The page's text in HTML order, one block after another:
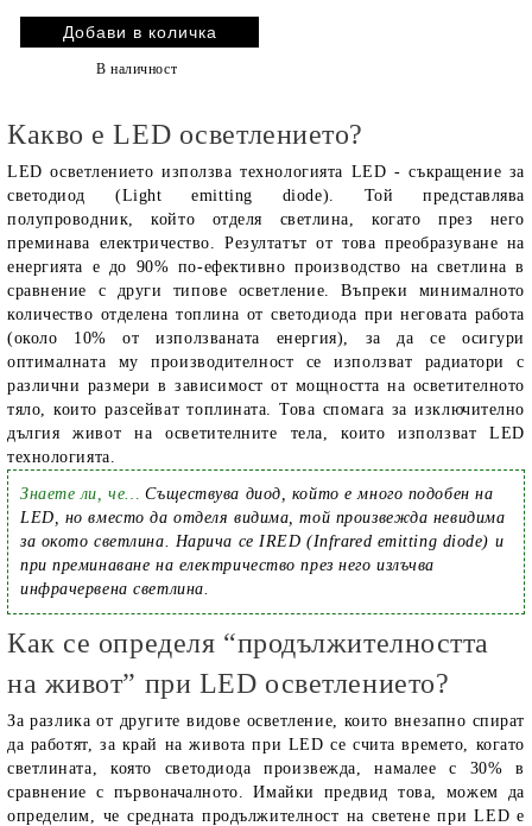
В наличност
Какво е LED осветлението?
LED осветлението използва технологията LED - съкращение за
светодиод (Light emitting diode). Той представлява
полупроводник, който отделя светлина, когато през него
преминава електричество. Резултатът от това преобразуване на
енергията е до 90% по-ефективно производство на светлина в
сравнение с други типове осветление. Въпреки минималното
количество отделена топлина от светодиода при неговата работа
(около 10% от използваната енергия), за да се осигури
оптималната му производителност се използват радиатори с
различни размери в зависимост от мощността на осветителното
тяло, които разсейват топлината. Това спомага за изключително
дългия живот на осветителните тела, които използват LED
технологията.
Знаете ли, че…
Съществува диод, който е много подобен на
LED, но вместо да отделя видима, той произвежда невидима
за окото светлина. Нарича се IRED (Infrared emitting diode) и
при преминаване на електричество през него излъчва
инфрачервена светлина.
Как се определя “продължителността
на живот” при LED осветлението?
За разлика от другите видове осветление, които внезапно спират
да работят, за край на живота при LED се счита времето, когато
светлината, която светодиода произвежда, намалее с 30% в
сравнение с първоначалното. Имайки предвид това, можем да
определим, че средната продължителност на светене при LED е